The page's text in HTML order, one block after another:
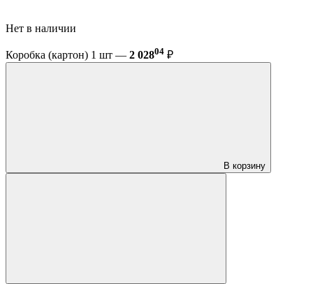
Нет в наличии
Коробка (картон) 1 шт — 2 02804 ₽
В корзину